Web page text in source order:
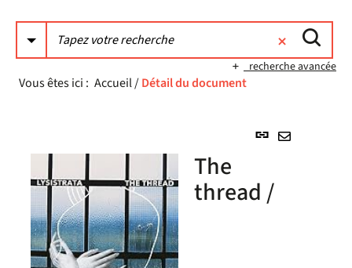
recherche avancée
Vous êtes ici : Accueil/Détail du document
Lien
The
thread /